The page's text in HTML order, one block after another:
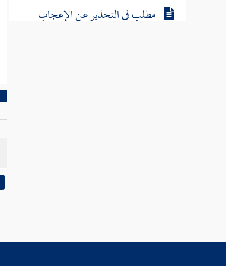
مطلب في التحذير عن الإعجاب